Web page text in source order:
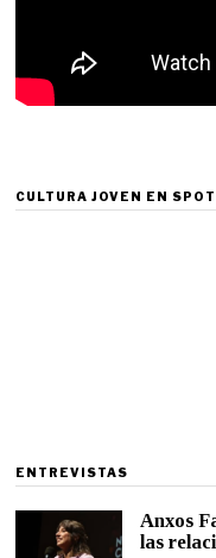
CULTURA JOVEN EN
ENTREVISTAS
Anxos
las